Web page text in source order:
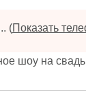
(Показать
шоу на